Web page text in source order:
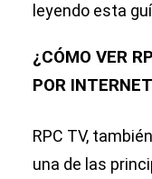
leyendo esta
¿CÓMO VER
POR
RPC TV,
una de las